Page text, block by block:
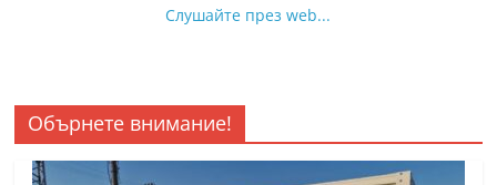
Слушайте през web...
Обърнете внимание!